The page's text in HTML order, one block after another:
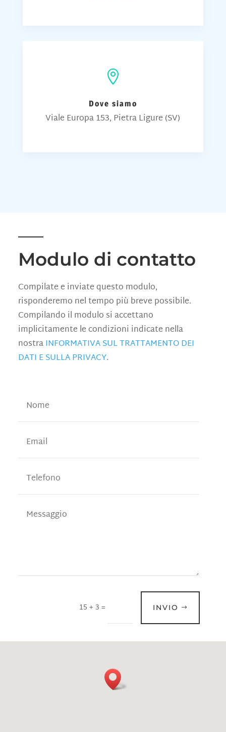

Dove siamo
Viale Europa 153, Pietra Ligure (SV)
Modulo di contatto
Compilate e inviate questo modulo,
risponderemo nel tempo più breve possibile.
Compilando il modulo si accettano
implicitamente le condizioni indicate nella
nostraINFORMATIVA SUL TRATTAMENTO DEI
DATI E SULLA PRIVACY.
15 + 3 = INVIO